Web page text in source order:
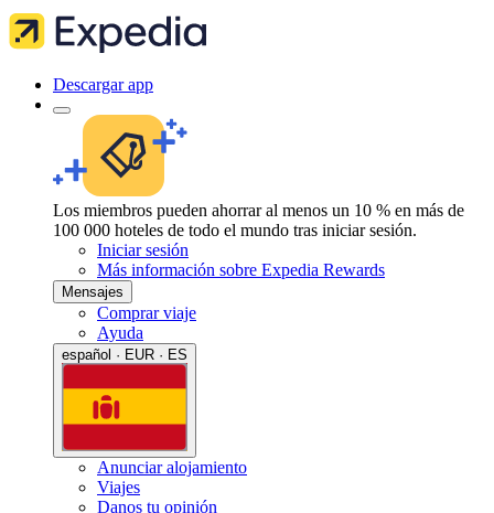
Descargar app
Los miembros pueden ahorrar al menos un 10 % en más de
100 000 hoteles de todo el mundo tras iniciar sesión.
Iniciar sesión
Más información sobre Expedia Rewards
Mensajes
Comprar viaje
Ayuda
español · EUR · ES
Anunciar alojamiento
Viajes
Danos tu opinión